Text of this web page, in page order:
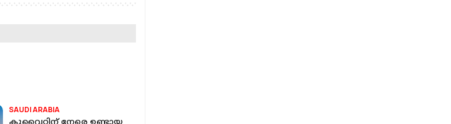
SAUDI ARABIA